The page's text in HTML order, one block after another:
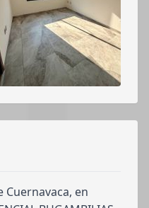
Cuernavaca, en